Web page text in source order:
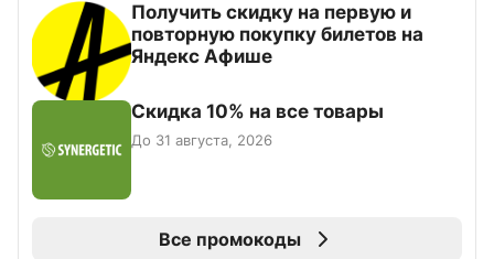
Получить скидку на первую и
повторную покупку билетов на
Яндекс Афише
Скидка 10% на все товары
До 31 августа, 2026
Все промокоды